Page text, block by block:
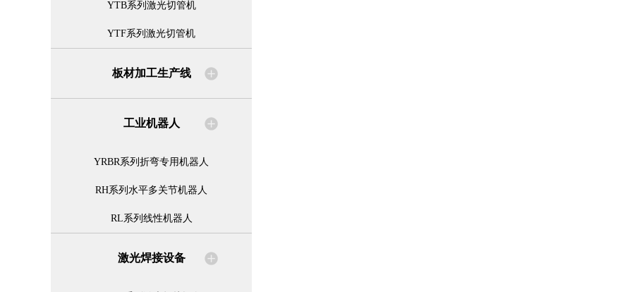
YTB系列激光切管机
YTF系列激光切管机
板材加工生产线
工业机器人
YRBR系列折弯专用机器人
RH系列水平多关节机器人
RL系列线性机器人
激光焊接设备